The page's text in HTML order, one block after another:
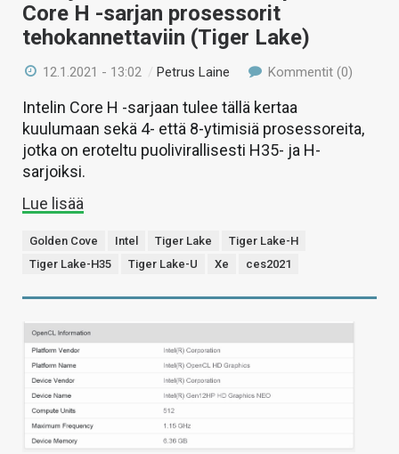
Core H -sarjan prosessorit
tehokannettaviin (Tiger Lake)
12.1.2021 - 13:02 /Petrus Laine Kommentit (0)
Intelin Core H -sarjaan tulee tällä kertaa
kuulumaan sekä 4- että 8-ytimisiä prosessoreita,
jotka on eroteltu puolivirallisesti H35- ja H-
sarjoiksi.
Lue lisää
Golden Cove Intel Tiger Lake
Tiger Lake-H
Tiger Lake-H35
Tiger Lake-U Xe ces2021